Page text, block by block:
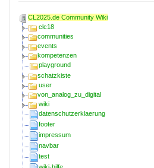
CL2025.de Community Wiki
clc18
communities
events
kompetenzen
playground
schatzkiste
user
von_analog_zu_digital
wiki
datenschutzerklaerung
footer
impressum
navbar
test